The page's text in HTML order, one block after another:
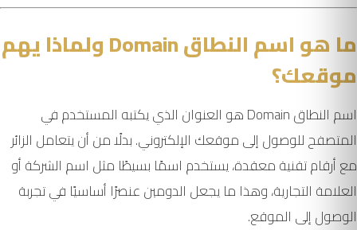
ما هو اسم النطاق Domain ولماذا يهم
موقعك؟
اسم النطاق Domain هو العنوان الذي يكتبه المستخدم في
المتصفح للوصول إلى موقعك الإلكتروني. بدلًا من أن يتعامل الزائر
مع أرقام تقنية معقدة، يستخدم اسمًا بسيطًا مثل اسم الشركة أو
العلامة التجارية، وهذا ما يجعل الدومين عنصرًا أساسيًا في تجربة
الوصول إلى الموقع.